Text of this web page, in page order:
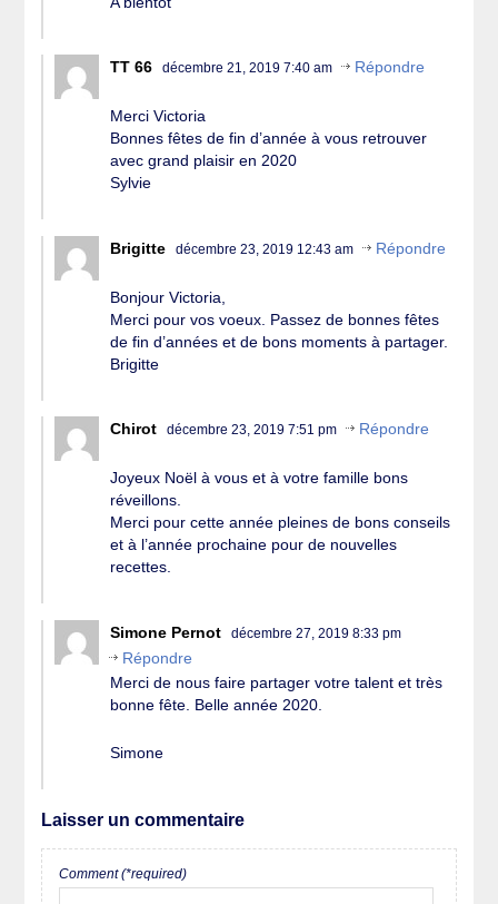
TT 66 décembre 21, 2019 7:40 am Répondre
Merci Victoria
Bonnes fêtes de fin d’année à vous retrouver
avec grand plaisir en 2020
Sylvie
Brigitte décembre 23, 2019 12:43 am Répondre
Bonjour Victoria,
Merci pour vos voeux. Passez de bonnes fêtes
de fin d’années et de bons moments à partager.
Brigitte
Chirot décembre 23, 2019 7:51 pm Répondre
Joyeux Noël à vous et à votre famille bons
réveillons.
Merci pour cette année pleines de bons conseils
et à l’année prochaine pour de nouvelles
recettes.
Simone Pernot décembre 27, 2019 8:33 pm
Répondre
Merci de nous faire partager votre talent et très
bonne fête. Belle année 2020.
Simone
Laisser un commentaire
Comment (*required)